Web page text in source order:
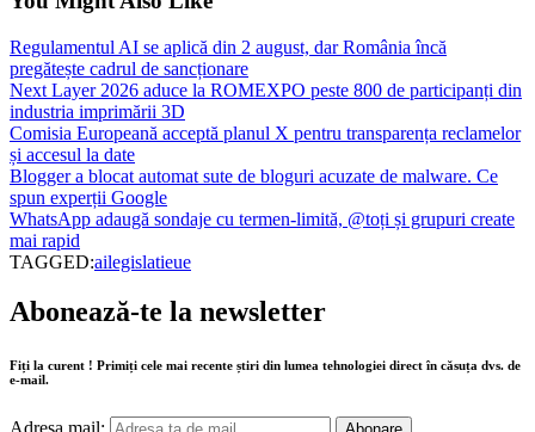
Regulamentul AI se aplică din 2 august, dar România încă
pregătește cadrul de sancționare
Next Layer 2026 aduce la ROMEXPO peste 800 de participanți din
industria imprimării 3D
Comisia Europeană acceptă planul X pentru transparența reclamelor
și accesul la date
Blogger a blocat automat sute de bloguri acuzate de malware. Ce
spun experții Google
WhatsApp adaugă sondaje cu termen-limită, @toți și grupuri create
mai rapid
TAGGED:ailegislatieue
Abonează-te la newsletter
Fiți la curent ! Primiți cele mai recente știri din lumea tehnologiei direct în căsuța dvs. de
e-mail.